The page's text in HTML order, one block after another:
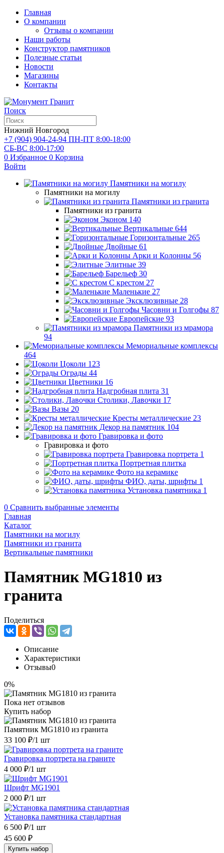
Главная
О компании
Отзывы о компании
Наши работы
Конструктор памятников
Полезные статьи
Новости
Магазины
Контакты
Поиск
Нижний Новгород
+7 (904) 904-24-94 ПН-ПТ 8:00-18:00
СБ-ВС 8:00-17:00
0 Избранное 0 Корзина
Войти
Памятники на могилу
Памятники на могилу
Памятники из гранита
Памятники из гранита
Эконом 140
Вертикальные 644
Горизонтальные 265
Двойные 61
Арки и Колонны 56
Элитные 39
Барельеф 30
С крестом 27
Маленькие 27
Эксклюзивные 28
Часовни и Голгофы 87
Европейские 93
Памятники из мрамора
94
Мемориальные комплексы
464
Цоколи 123
Ограды 44
Цветники 16
Надгробная плита 31
Столики, Лавочки 17
Вазы 20
Кресты металлические 23
Декор на памятник 104
Гравировка и фото
Гравировка и фото
Гравировка портрета 1
Портретная плитка
Фото на керамике
ФИО, даты, шрифты 1
Установка памятника 1
0 Сравнить выбранные элементы
Главная
Каталог
Памятники на могилу
Памятники из гранита
Вертикальные памятники
Памятник MG1810 из
гранита
Поделиться
Описание
Характеристики
Отзывы0
0%
Пока нет отзывов
Купить набор
Памятник MG1810 из гранита
33 100 ₽/1 шт
Гравировка портрета на граните
4 000 ₽/1 шт
Шрифт MG1901
2 000 ₽/1 шт
Установка памятника стандартная
6 500 ₽/1 шт
45 600 ₽
Купить набор